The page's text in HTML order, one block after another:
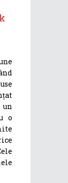
un
o